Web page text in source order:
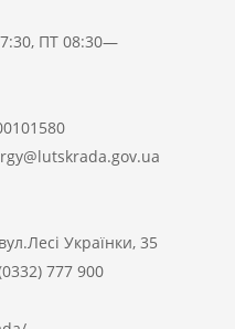
ПТ 08:30—
Українки, 35
777 900